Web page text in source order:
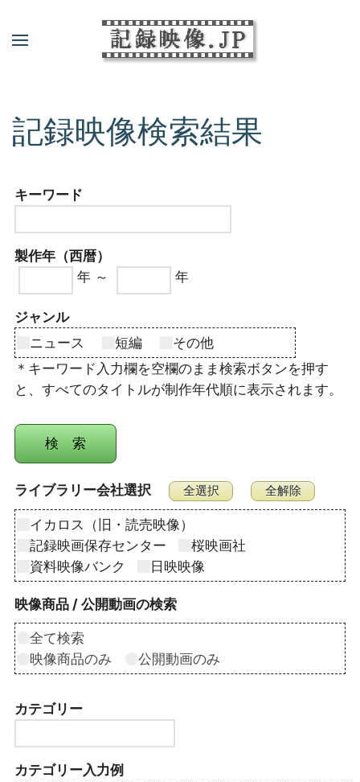
記録映像検索結果
キーワード
製作年（西暦）
年 ～
年
ジャンル
ニュース
短編
その他
＊キーワード入力欄を空欄のまま検索ボタンを押す
と、すべてのタイトルが制作年代順に表示されます。
ライブラリー会社選択
イカロス（旧・読売映像）
記録映画保存センター
桜映画社
資料映像バンク
日映映像
映像商品 / 公開動画の検索
全て検索
映像商品のみ
公開動画のみ
カテゴリー
カテゴリー入力例